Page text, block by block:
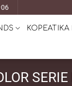
SERIE